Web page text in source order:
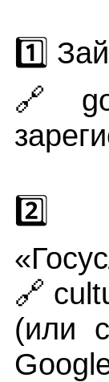
1️⃣
🔗
2️⃣
🔗
(или